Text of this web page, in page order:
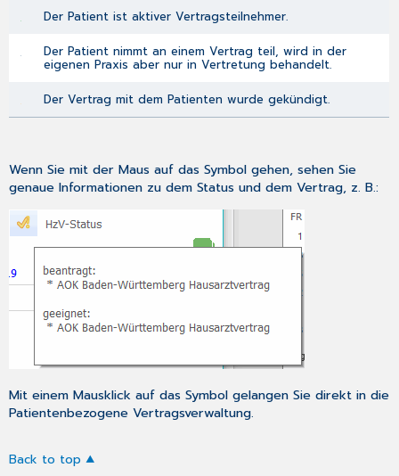
Der Patient ist aktiver Vertragsteilnehmer.
Der Patient nimmt an einem Vertrag teil, wird in der
eigenen Praxis aber nur in Vertretung behandelt.
Der Vertrag mit dem Patienten wurde gekündigt.
Wenn Sie mit der Maus auf das Symbol gehen, sehen Sie
genaue Informationen zu dem Status und dem Vertrag, z. B.:
Mit einem Mausklick auf das Symbol gelangen Sie direkt in die
Patientenbezogene Vertragsverwaltung.
Back to top